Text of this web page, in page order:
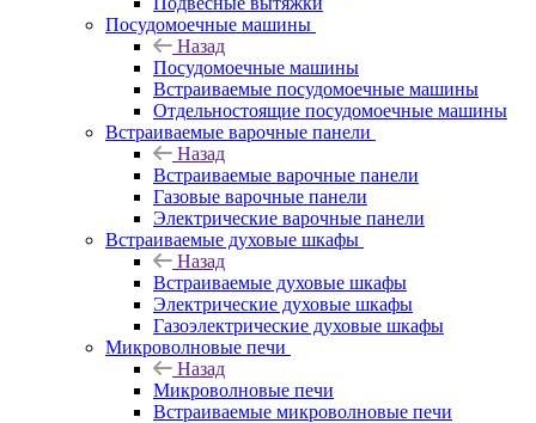
Посудомоечные машины
Назад
Посудомоечные машины
Встраиваемые посудомоечные машины
Отдельностоящие посудомоечные машины
Встраиваемые варочные панели
Назад
Встраиваемые варочные панели
Газовые варочные панели
Электрические варочные панели
Встраиваемые духовые шкафы
Назад
Встраиваемые духовые шкафы
Электрические духовые шкафы
Газоэлектрические духовые шкафы
Микроволновые печи
Назад
Микроволновые печи
Встраиваемые микроволновые печи